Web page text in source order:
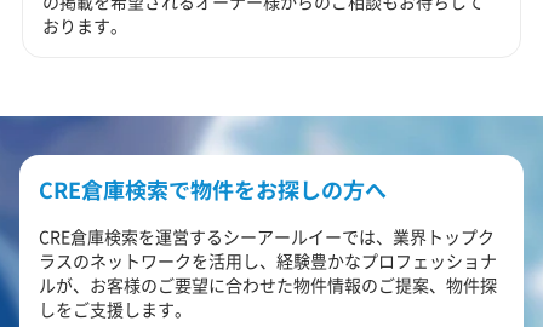
おります。
CRE倉庫検索で物件をお探しの方へ
CRE倉庫検索を運営するシーアールイーでは、業界トップク
ラスのネットワークを活用し、経験豊かなプロフェッショナ
ルが、お客様のご要望に合わせた物件情報のご提案、物件探
しをご支援します。